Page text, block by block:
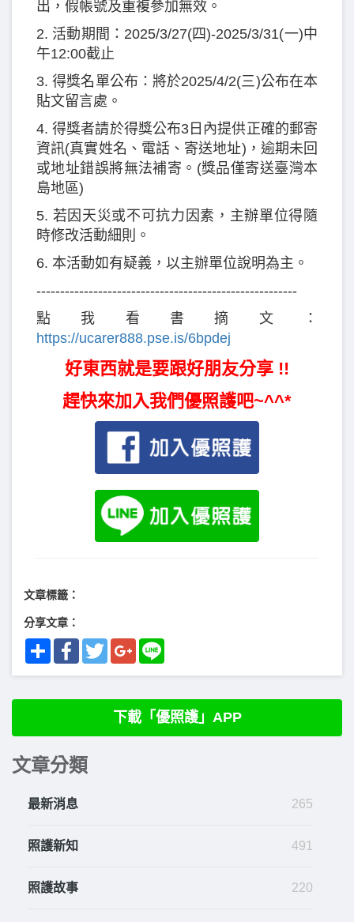
出，假帳號及重複參加無效。
2. 活動期間：2025/3/27(四)-2025/3/31(一)中
午12:00截止
3. 得獎名單公布：將於2025/4/2(三)公布在本
貼文留言處。
4. 得獎者請於得獎公布3日內提供正確的郵寄
資訊(真實姓名、電話、寄送地址)，逾期未回
或地址錯誤將無法補寄。(獎品僅寄送臺灣本
島地區)
5. 若因天災或不可抗力因素，主辦單位得隨
時修改活動細則。
6. 本活動如有疑義，以主辦單位說明為主。
-------------------------------------------------------
點我看書摘文：
https://ucarer888.pse.is/6bpdej
好東西就是要跟好朋友分享 !!
趕快來加入我們優照護吧~^^*
文章標籤：
分享文章：
Share FacebookTwitterGoogle+
下載「優照護」APP
文章分類
最新消息 265
照護新知 491
照護故事 220